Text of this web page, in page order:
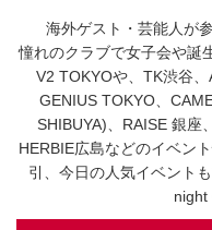
海外ゲスト・芸能人が
憧れのクラブで女子会や誕
V2 TOKYOや、TK渋谷、
GENIUS TOKYO、
SHIBUYA)、RAISE 銀座
HERBIE広島などのイベン
引、今日の人気イベント
night